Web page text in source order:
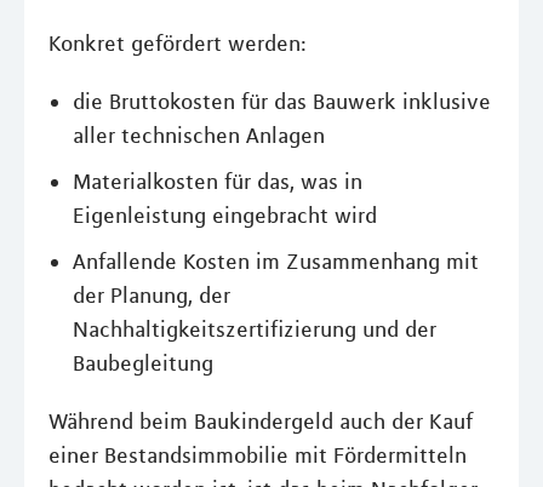
Konkret gefördert werden:
die Bruttokosten für das Bauwerk inklusive
aller technischen Anlagen
Materialkosten für das, was in
Eigenleistung eingebracht wird
Anfallende Kosten im Zusammenhang mit
der Planung, der
Nachhaltigkeitszertifizierung und der
Baubegleitung
Während beim Baukindergeld auch der Kauf
einer Bestandsimmobilie mit Fördermitteln